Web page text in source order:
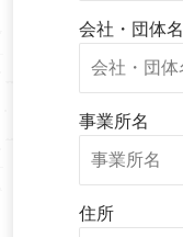
会社・団体名
事業所名
住所